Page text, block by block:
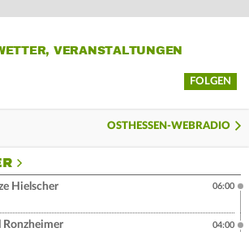
VERANSTALTUNGEN
FOLGEN
OSTHESSEN-WEBRADIO
Hielscher
06:00
Ronzheimer
04:00